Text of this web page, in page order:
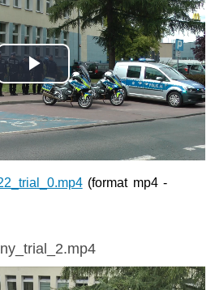
Odtwórz
wideo
(format mp4 -